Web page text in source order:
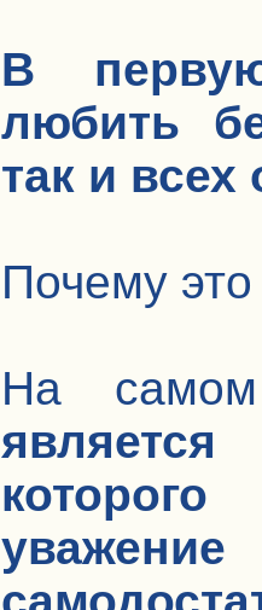
В
любить
так и
Почему
На